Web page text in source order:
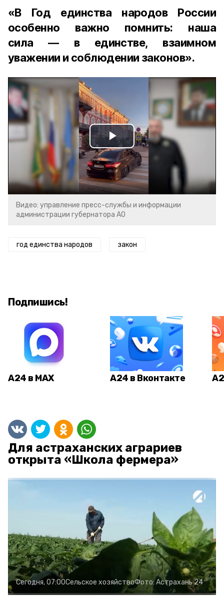
«В Год единства народов России
особенно важно помнить: наша
сила — в единстве, взаимном
уважении и соблюдении законов».
Play
Video
Видео: управление пресс-службы и информации
администрации губернатора АО
год единства народов закон
Подпишись!
А24 в MAX А24 в Вконтакте
Для астраханских аграриев
открыта «Школа фермера»
Сегодня, 07:00Сельское хозяйствоФото:Астрахань 24